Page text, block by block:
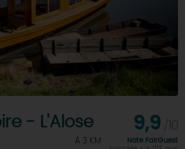
- L'Alose
À 3 KM
9,9
Note FairGuest